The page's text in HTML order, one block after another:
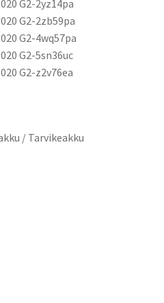
G2-2yz14pa
G2-2zb59pa
G2-4wq57pa
G2-5sn36uc
G2-z2v76ea
/ Tarvikeakku